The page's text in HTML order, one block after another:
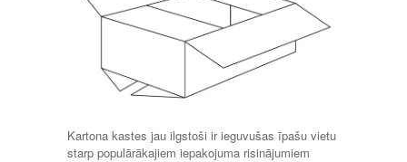
Kartona kastes jau ilgstoši ir ieguvušas īpašu vietu
starp populārākajiem iepakojuma risinājumiem